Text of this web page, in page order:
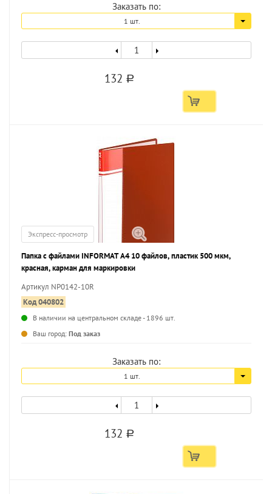
Заказать по:
1 шт.
132 a
Экспресс-просмотр
Папка с файлами INFORMAT А4 10 файлов, пластик 500 мкм,
красная, карман для маркировки
Артикул NP0142-10R
Код 040802
В наличии на центральном складе - 1896 шт.
Ваш город: Под заказ
Заказать по:
1 шт.
132 a